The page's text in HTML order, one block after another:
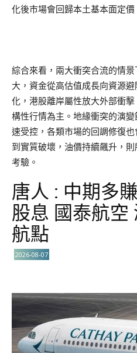
化後市場會回歸本土基本面定價
綜合來看，兩大衝突合流的情
大，資金從高估值成長向資源
化，港股離岸屬性放大外部衝
構性行情為主。地緣衝突的演
速受控，各類市場的回調修復
到實質破壞，油價持續飆升，
考驗。
唐人 : 中期多
股息 國泰航空
航點
2026-08-07